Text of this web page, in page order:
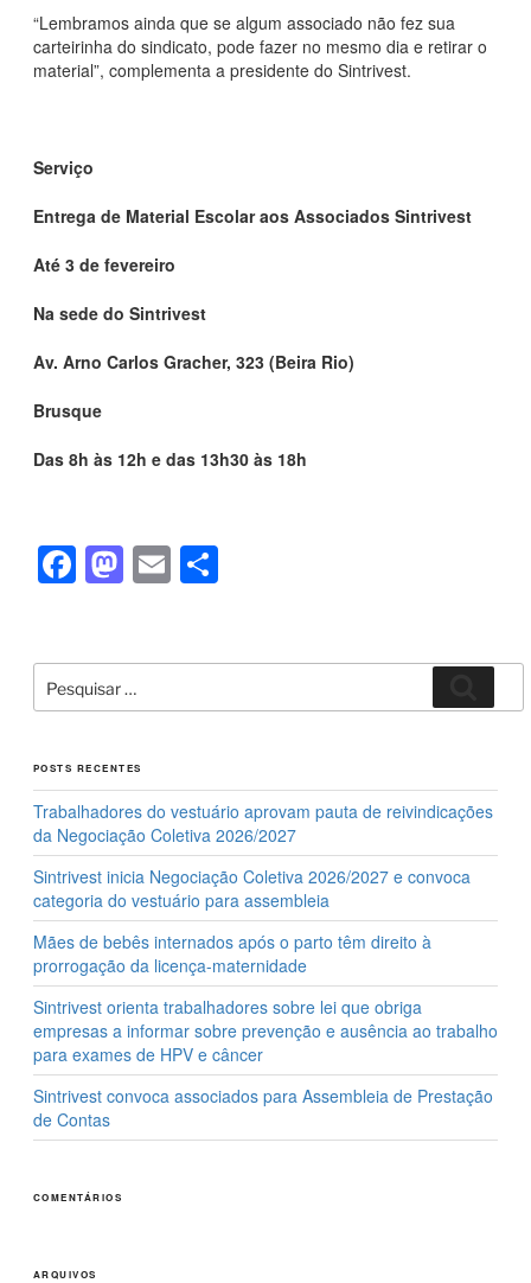
“Lembramos ainda que se algum associado não fez sua
carteirinha do sindicato, pode fazer no mesmo dia e retirar o
material”, complementa a presidente do Sintrivest.
Serviço
Entrega de Material Escolar aos Associados Sintrivest
Até 3 de fevereiro
Na sede do Sintrivest
Av. Arno Carlos Gracher, 323 (Beira Rio)
Brusque
Das 8h às 12h e das 13h30 às 18h
F
a
e
b
o
o
k
M
a
o
d
o
n
E
m
e
Pesquisar
por:
POSTS RECENTES
Trabalhadores do vestuário aprovam pauta de reivindicações
da Negociação Coletiva 2026/2027
Sintrivest inicia Negociação Coletiva 2026/2027 e convoca
categoria do vestuário para assembleia
Mães de bebês internados após o parto têm direito à
prorrogação da licença-maternidade
Sintrivest orienta trabalhadores sobre lei que obriga
empresas a informar sobre prevenção e ausência ao trabalho
para exames de HPV e câncer
Sintrivest convoca associados para Assembleia de Prestação
de Contas
COMENTÁRIOS
ARQUIVOS